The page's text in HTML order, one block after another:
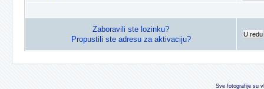
Zaboravili ste lozinku?
Propustili ste adresu za aktivaciju?
U redu
Sve fotografije su